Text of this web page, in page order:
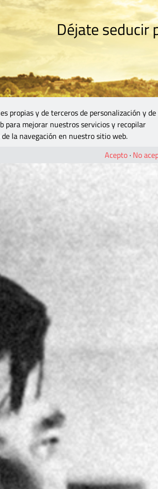
Déjate seducir
propias y de terceros de personalización y de
para mejorar nuestros servicios y recopilar
la navegación en nuestro sitio web.
Acepto · No